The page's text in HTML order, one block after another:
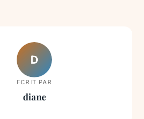
D
ECRIT PAR
diane